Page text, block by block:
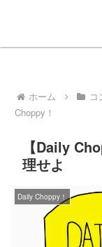
ホーム コ
Choppy！
【Daily
理せよ
Daily Choppy！